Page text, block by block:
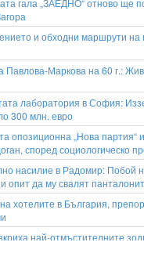
гала „ЗАЕДНО“ отново ще
и обходни маршрути на
Павлова-Маркова на 60 г.:
лаборатория в София:
300 млн. евро
опозиционна „Нова партия“
според социологическо
насилие в Радомир: Побой
опит да му свалят
хотелите в България,
най-отмъстителните